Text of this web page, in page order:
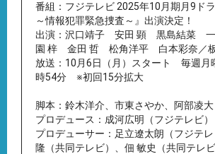
番組：フジテレビ 2025年10月期月9ド
～情報犯罪緊急捜査～』出演決定！
出演：沢口靖子 安田 顕 黒島結菜
園 梓 金田 哲 松角洋平 白本彩奈／
放送：10月6日（月）スタート 毎週月
時54分 ※初回15分拡大
脚本：鈴木洋介、市東さやか、阿部凌大
プロデュース：成河広明（フジテレビ）
プロデューサー：足立遼太朗（フジテ
隆（共同テレビ）、佃 敏史（共同テレビ